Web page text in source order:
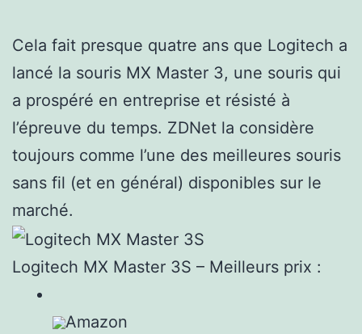
Cela fait presque quatre ans que Logitech a
lancé la souris MX Master 3, une souris qui
a prospéré en entreprise et résisté à
l’épreuve du temps. ZDNet la considère
toujours comme l’une des meilleures souris
sans fil (et en général) disponibles sur le
marché.
Logitech MX Master 3S – Meilleurs prix :
Amazon